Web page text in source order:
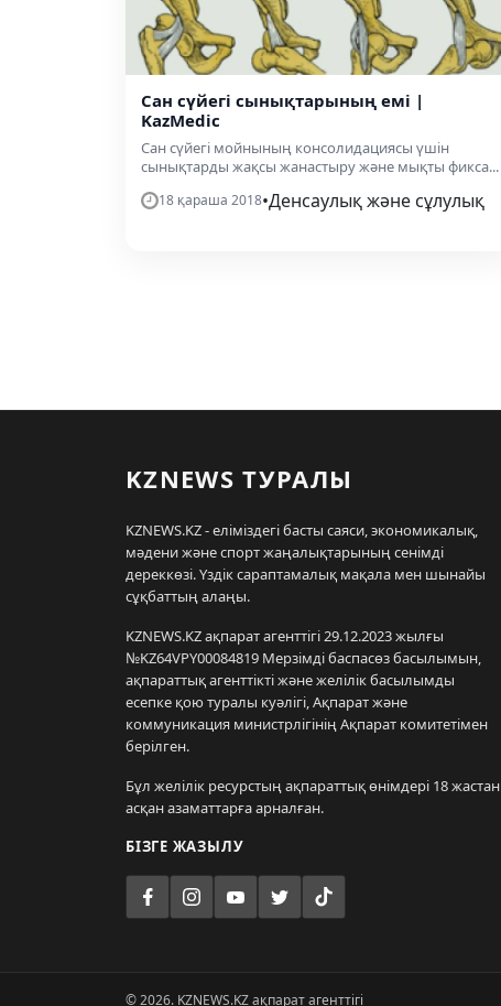
Сан сүйегі сынықтарының емі |
KazMedic
Сан сүйегі мойнының консолидациясы үшін
сынықтарды жақсы жанастыру және мықты фикса...
18 қараша 2018•Денсаулық және сұлулық
KZNEWS ТУРАЛЫ
KZNEWS.KZ - еліміздегі басты саяси, экономикалық,
мәдени және спорт жаңалықтарының сенімді
дереккөзі. Үздік сараптамалық мақала мен шынайы
сұқбаттың алаңы.
KZNEWS.KZ ақпарат агенттігі 29.12.2023 жылғы
№KZ64VPY00084819 Мерзімді баспасөз басылымын,
ақпараттық агенттікті және желілік басылымды
есепке қою туралы куәлігі, Ақпарат және
коммуникация министрлігінің Ақпарат комитетімен
берілген.
Бұл желілік ресурстың ақпараттық өнімдері 18 жастан
асқан азаматтарға арналған.
БІЗГЕ ЖАЗЫЛУ
© 2026. KZNEWS.KZ ақпарат агенттігі